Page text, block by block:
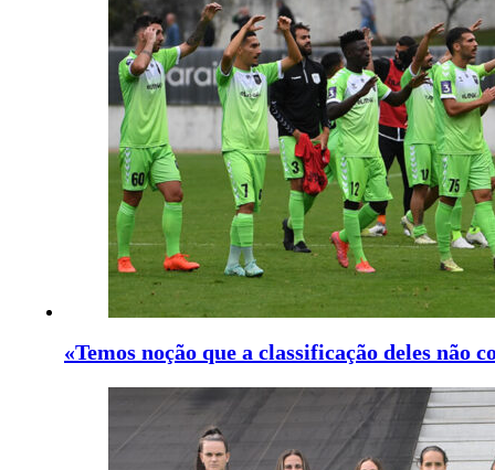
«Temos noção que a classificação deles não